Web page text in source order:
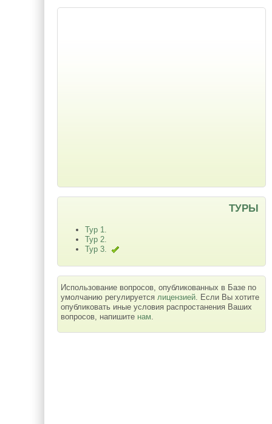
ТУРЫ
Тур 1.
Тур 2.
Тур 3.
Использование вопросов, опубликованных в Базе по
умолчанию регулируется лицензией. Если Вы хотите
опубликовать иные условия распростанения Ваших
вопросов, напишите нам.